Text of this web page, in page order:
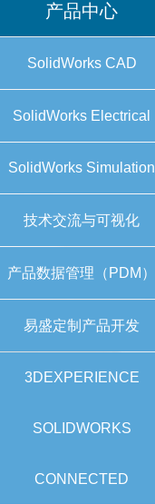
产品中心
SolidWorks CAD
SolidWorks Electrical
SolidWorks Simulation
技术交流与可视化
产品数据管理（PDM）
易盛定制产品开发
3DEXPERIENCE
SOLIDWORKS
CONNECTED